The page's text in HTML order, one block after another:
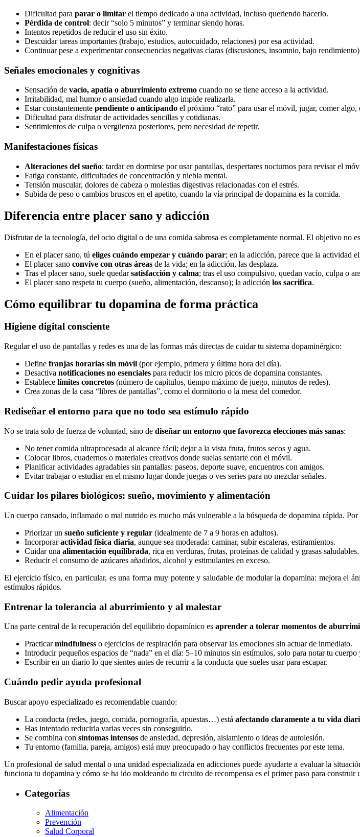
Dificultad para parar o limitar el tiempo dedicado a una actividad, incluso queriendo hacerlo.
Pérdida de control: decir “solo 5 minutos” y terminar siendo horas.
Intentos repetidos de reducir el uso sin éxito.
Descuidar tareas importantes (trabajo, estudios, autocuidado, relaciones) por esa actividad.
Continuar pese a experimentar consecuencias negativas claras (discusiones, insomnio, bajo
Señales emocionales y cognitivas
Sensación de vacío, apatía o aburrimiento extremo cuando no se tiene acceso a la actividad.
Irritabilidad, mal humor o ansiedad cuando algo impide realizarla.
Estar constantemente pendiente o anticipando el próximo “rato” para usar el móvil, jugar, comer algo,
Dificultad para disfrutar de actividades sencillas y cotidianas.
Sentimientos de culpa o vergüenza posteriores, pero necesidad de repetir.
Manifestaciones físicas
Alteraciones del sueño: tardar en dormirse por usar pantallas, despertares nocturnos para revisar el
Fatiga constante, dificultades de concentración y niebla mental.
Tensión muscular, dolores de cabeza o molestias digestivas relacionadas con el estrés.
Subida de peso o cambios bruscos en el apetito, cuando la vía principal de dopamina es la comida.
Diferencia entre placer sano y adicción
Disfrutar de la tecnología, del ocio digital o de una comida sabrosa es completamente normal. El objetivo no
En el placer sano, tú eliges cuándo empezar y cuándo parar; en la adicción, parece que la actividad
El placer sano convive con otras áreas de la vida; en la adicción, las desplaza.
Tras el placer sano, suele quedarsatisfacción y calma; tras el uso compulsivo, quedan vacío, culpa o
El placer sano respeta tu cuerpo (sueño, alimentación, descanso); la adicción los sacrifica.
Cómo equilibrar tu dopamina de forma práctica
Higiene digital consciente
Regular el uso de pantallas y redes es una de las formas más directas de cuidar tu sistema dopaminérgico:
Define franjas horarias sin móvil (por ejemplo, primera y última hora del día).
Desactiva notificaciones no esenciales para reducir los micro picos de dopamina constantes.
Establece límites concretos (número de capítulos, tiempo máximo de juego, minutos de redes).
Crea zonas de la casa “libres de pantallas”, como el dormitorio o la mesa del comedor.
Rediseñar el entorno para que no todo sea estímulo rápido
No se trata solo de fuerza de voluntad, sino de diseñar un entorno que favorezca elecciones más sanas:
No tener comida ultraprocesada al alcance fácil; dejar a la vista fruta, frutos secos y agua.
Colocar libros, cuadernos o materiales creativos donde suelas sentarte con el móvil.
Planificar actividades agradables sin pantallas: paseos, deporte suave, encuentros con amigos.
Evitar trabajar o estudiar en el mismo lugar donde juegas o ves series para no mezclar señales.
Cuidar los pilares biológicos: sueño, movimiento y alimentación
Un cuerpo cansado, inflamado o mal nutrido es mucho más vulnerable a la búsqueda de dopamina rápida. Por
Priorizar un sueño suficiente y regular (idealmente de 7 a 9 horas en adultos).
Incorporaractividad física diaria, aunque sea moderada: caminar, subir escaleras, estiramientos.
Cuidar una alimentación equilibrada, rica en verduras, frutas, proteínas de calidad y grasas saludables.
Reducir el consumo de azúcares añadidos, alcohol y estimulantes en exceso.
El ejercicio físico, en particular, es una forma muy potente y saludable de modular la dopamina: mejora el
estímulos rápidos.
Entrenar la tolerancia al aburrimiento y al malestar
Una parte central de la recuperación del equilibrio dopamínico es aprender a tolerar momentos de
Practicarmindfulness o ejercicios de respiración para observar las emociones sin actuar de inmediato.
Introducir pequeños espacios de “nada” en el día: 5–10 minutos sin estímulos, solo para notar tu cuerpo
Escribir en un diario lo que sientes antes de recurrir a la conducta que sueles usar para escapar.
Cuándo pedir ayuda profesional
Buscar apoyo especializado es recomendable cuando:
La conducta (redes, juego, comida, pornografía, apuestas…) está afectando claramente a tu vida
Has intentado reducirla varias veces sin conseguirlo.
Se combina con síntomas intensos de ansiedad, depresión, aislamiento o ideas de autolesión.
Tu entorno (familia, pareja, amigos) está muy preocupado o hay conflictos frecuentes por este tema.
Un profesional de salud mental o una unidad especializada en adicciones puede ayudarte a evaluar la
funciona tu dopamina y cómo se ha ido moldeando tu circuito de recompensa es el primer paso para
Categorías
Alimentación
Prevención
Salud Corporal